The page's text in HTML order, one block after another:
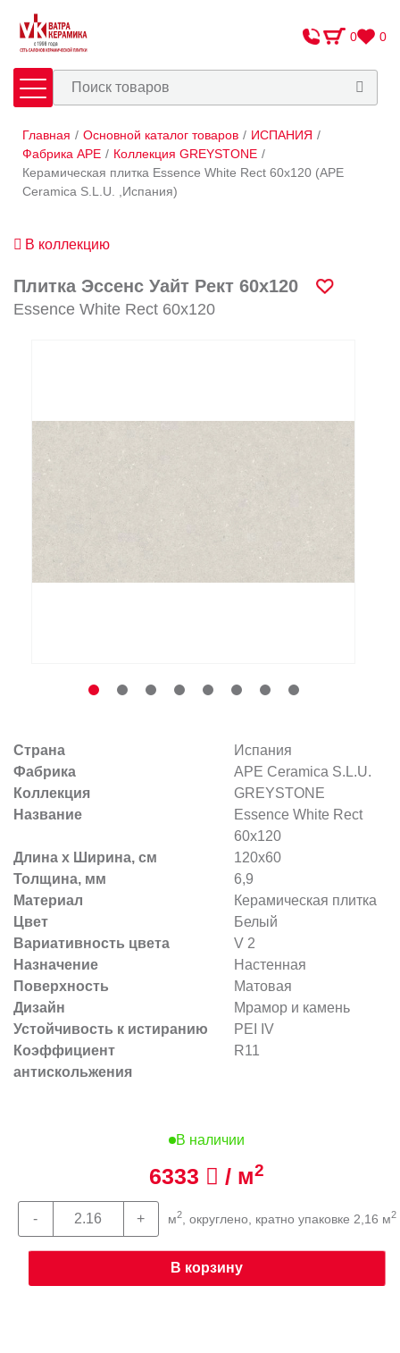
0 0
Плитка Сантехника
Оплата и доставка
Контакты
+7 (495) 532-06-30
Главная / Основной каталог товаров / ИСПАНИЯ /
Фабрика APE / Коллекция GREYSTONE /
Керамическая плитка Essence White Rect 60x120 (APE
Ceramica S.L.U. ,Испания)
В коллекцию
Плитка Эссенс Уайт Рект 60x120
Essence White Rect 60x120
Страна
Испания
Фабрика
APE Ceramica S.L.U.
Коллекция
GREYSTONE
Название
Essence White Rect
60x120
Длина х Ширина, см
120x60
Толщина, мм
6,9
Материал
Керамическая плитка
Цвет
Белый
Вариативность цвета
V 2
Назначение
Настенная
Поверхность
Матовая
Дизайн
Мрамор и камень
Устойчивость к истиранию
PEI IV
Коэффициент
антискольжения
R11
В наличии
6333 / м2
м2, округлено, кратно упаковке 2,16 м2
В корзину